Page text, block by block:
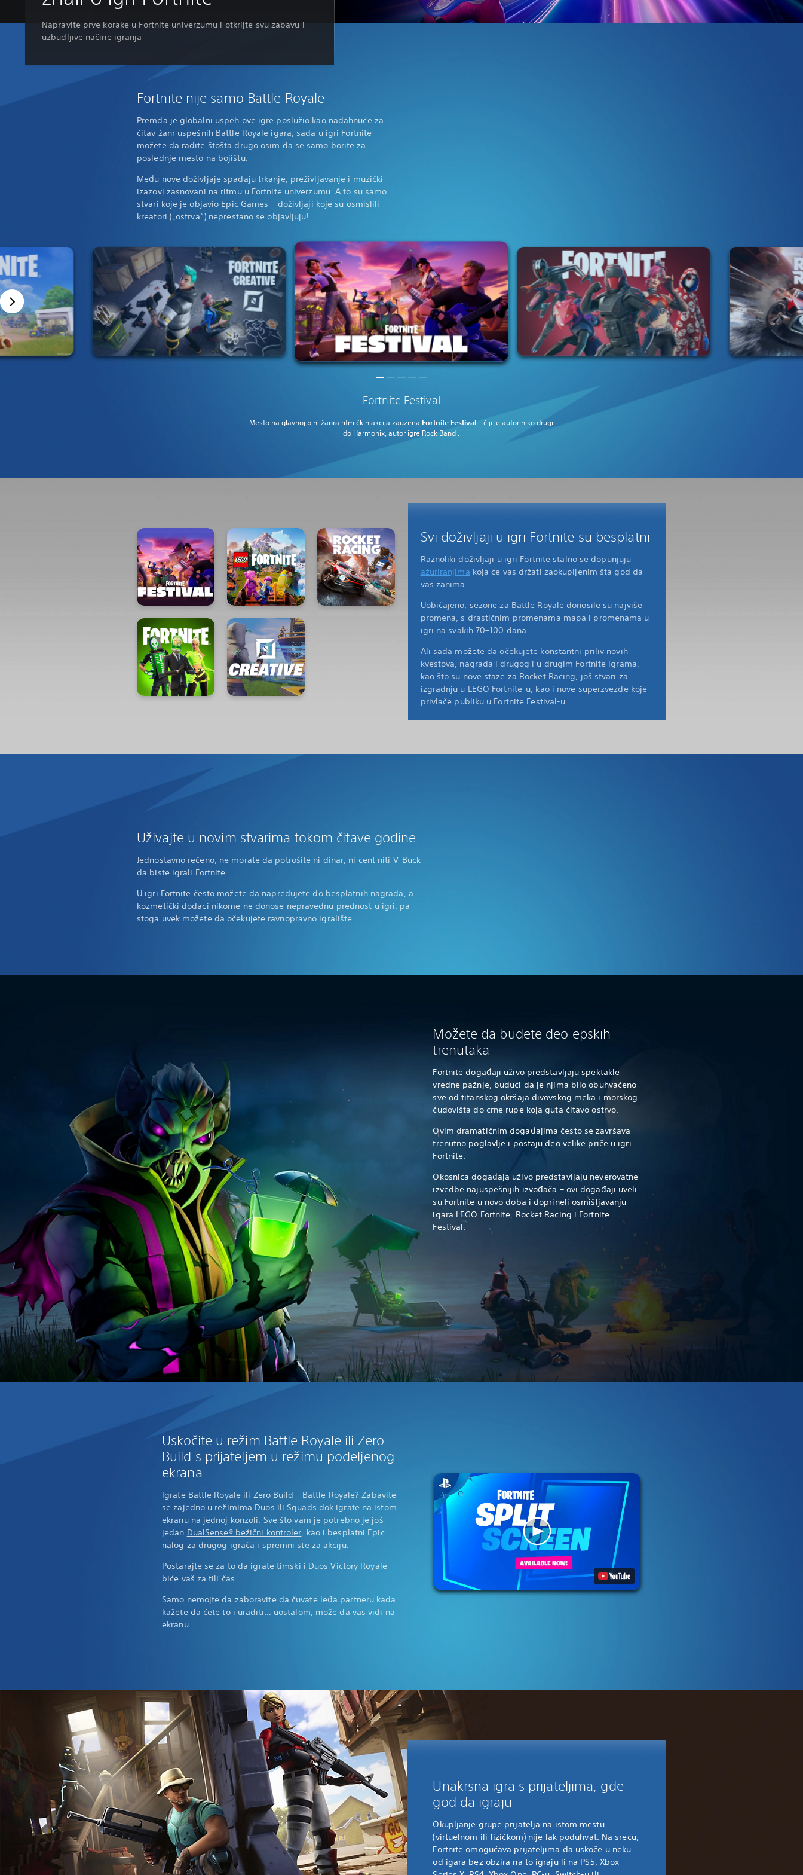
Napravite prve korake u Fortnite univerzumu i otkrijte svu zabavu i
uzbudljive načine igranja
Fortnite nije samo Battle Royale
Premda je globalni uspeh ove igre poslužio kao nadahnuće za
čitav žanr uspešnih Battle Royale igara, sada u igri Fortnite
možete da radite štošta drugo osim da se samo borite za
poslednje mesto na bojištu.
Među nove doživljaje spadaju trkanje, preživljavanje i muzički
izazovi zasnovani na ritmu u Fortnite univerzumu. A to su samo
stvari koje je objavio Epic Games – doživljaji koje su osmislili
kreatori („ostrva“) neprestano se objavljuju!
Fortnite Festival
Mesto na glavnoj binižanra ritmičkih akcija zauzima Fortnite Festival– čiji je autor niko drugi
do Harmonix, autor igre Rock Band .
Svi doživljaji u igri Fortnite su besplatni
Raznoliki doživljaji u igri Fortnite stalno se dopunjuju
ažuriranjima koja će vas držati zaokupljenim šta god da
vas zanima.
Uobičajeno, sezone za Battle Royale donosile su najviše
promena, s drastičnim promenama mapa i promenama u
igri na svakih 70–100 dana.
Ali sada možete da očekujete konstantni priliv novih
kvestova, nagrada i drugog i u drugim Fortnite igrama,
kao što su nove staze za Rocket Racing, još stvari za
izgradnju u LEGO Fortnite-u, kao i nove superzvezde koje
privlače publiku u Fortnite Festival-u.
Uživajte u novim stvarima tokom čitave godine
Jednostavno rečeno, ne morate da potrošite ni dinar, ni cent niti V-Buck
da biste igrali Fortnite.
U igri Fortnite često možete da napredujete do besplatnih nagrada, a
kozmetički dodaci nikome ne donose nepravednu prednost u igri, pa
stoga uvek možete da očekujete ravnopravno igralište.
Možete da budete deo epskih
trenutaka
Fortnite događaji uživo predstavljaju spektakle
vredne pažnje, budući da je njima bilo obuhvaćeno
sve od titanskog okršaja divovskog meka i morskog
čudovišta do crne rupe koja guta čitavo ostrvo.
Ovim dramatičnim događajima često se završava
trenutno poglavlje i postaju deo velike priče u igri
Fortnite.
Okosnica događaja uživo predstavljaju neverovatne
izvedbe najuspešnijih izvođača – ovi događaji uveli
su Fortnite u novo doba i doprineli osmišljavanju
igara LEGO Fortnite, Rocket Racing i Fortnite
Festival.
Uskočite u režim Battle Royale ili Zero
Build s prijateljem u režimu podeljenog
ekrana
Igrate Battle Royale ili Zero Build - Battle Royale? Zabavite
se zajedno u režimima Duos ili Squads dok igrate na istom
ekranu na jednoj konzoli. Sve što vam je potrebno je još
jedan DualSense® bežični kontroler, kao i besplatni Epic
nalog za drugog igrača i spremni ste za akciju.
Postarajte se za to da igrate timski i Duos Victory Royale
biće vaš za tili čas.
Samo nemojte da zaboravite da čuvate leđa partneru kada
kažete da ćete to i uraditi… uostalom, može da vas vidi na
ekranu.
Unakrsna igra s prijateljima, gde
god da igraju
Okupljanje grupe prijatelja na istom mestu
(virtuelnom ili fizičkom) nije lak poduhvat. Na sreću,
Fortnite omogućava prijateljima da uskoče u neku
od igara bez obzira na to igraju li na PS5, Xbox